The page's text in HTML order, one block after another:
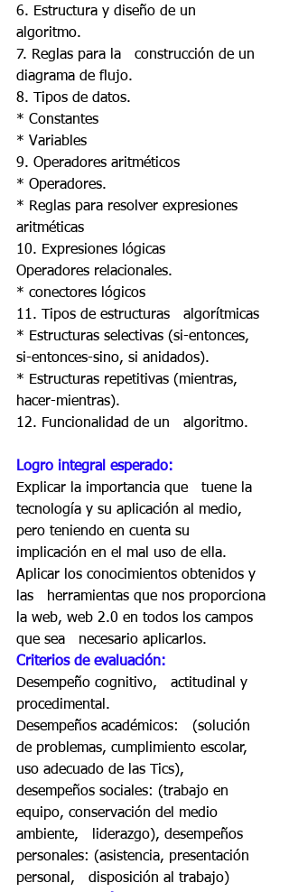
6. Estructura y diseño de un
algoritmo.
7. Reglas para la   construcción de un
diagrama de flujo.
8. Tipos de datos.
* Constantes
* Variables
9. Operadores aritméticos
* Operadores.
* Reglas para resolver expresiones
aritméticas
10. Expresiones lógicas
Operadores relacionales.
* conectores lógicos
11. Tipos de estructuras   algorítmicas
* Estructuras selectivas (si-entonces,
si-entonces-sino, si anidados).
* Estructuras repetitivas (mientras,
hacer-mientras).
12. Funcionalidad de un   algoritmo.
Logro integral esperado:
Explicar la importancia que   tuene la
tecnología y su aplicación al medio,
pero teniendo en cuenta su
implicación en el mal uso de ella.
Aplicar los conocimientos obtenidos y
las   herramientas que nos proporciona
la web, web 2.0 en todos los campos
que sea   necesario aplicarlos.
Criterios de evaluación:
Desempeño cognitivo,   actitudinal y
procedimental.
Desempeños académicos:   (solución
de problemas, cumplimiento escolar,
uso adecuado de las Tics),
desempeños sociales: (trabajo en
equipo, conservación del medio
ambiente,   liderazgo), desempeños
personales: (asistencia, presentación
personal,   disposición al trabajo)